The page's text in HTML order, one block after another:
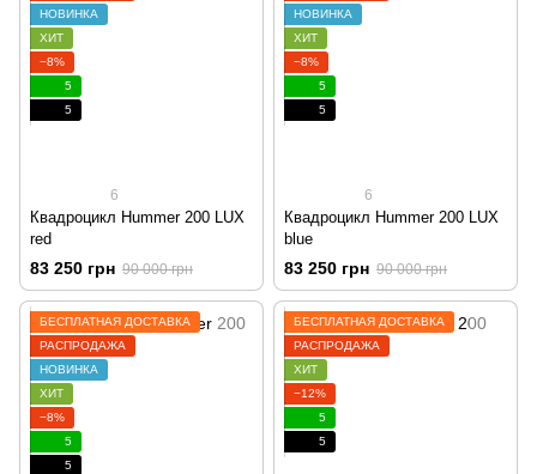
НОВИНКА
ХИТ
−8%
5
5
6
Квадроцикл Hummer 200 LUX
red
83 250 грн 90 000 грн
НОВИНКА
ХИТ
−8%
5
5
6
Квадроцикл Hummer 200 LUX
blue
83 250 грн 90 000 грн
БЕСПЛАТНАЯ ДОСТАВКА
РАСПРОДАЖА
НОВИНКА
ХИТ
−8%
5
5
БЕСПЛАТНАЯ ДОСТАВКА
РАСПРОДАЖА
ХИТ
−12%
5
5